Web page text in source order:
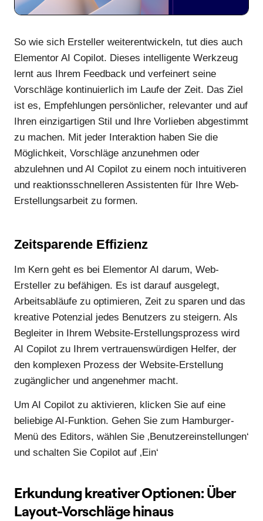
So wie sich Ersteller weiterentwickeln, tut dies auch
Elementor AI Copilot. Dieses intelligente Werkzeug
lernt aus Ihrem Feedback und verfeinert seine
Vorschläge kontinuierlich im Laufe der Zeit. Das Ziel
ist es, Empfehlungen persönlicher, relevanter und auf
Ihren einzigartigen Stil und Ihre Vorlieben abgestimmt
zu machen. Mit jeder Interaktion haben Sie die
Möglichkeit, Vorschläge anzunehmen oder
abzulehnen und AI Copilot zu einem noch intuitiveren
und reaktionsschnelleren Assistenten für Ihre Web-
Erstellungsarbeit zu formen.
Zeitsparende Effizienz
Im Kern geht es bei Elementor AI darum, Web-
Ersteller zu befähigen. Es ist darauf ausgelegt,
Arbeitsabläufe zu optimieren, Zeit zu sparen und das
kreative Potenzial jedes Benutzers zu steigern. Als
Begleiter in Ihrem Website-Erstellungsprozess wird
AI Copilot zu Ihrem vertrauenswürdigen Helfer, der
den komplexen Prozess der Website-Erstellung
zugänglicher und angenehmer macht.
Um AI Copilot zu aktivieren, klicken Sie auf eine
beliebige AI-Funktion. Gehen Sie zum Hamburger-
Menü des Editors, wählen Sie ‚Benutzereinstellungen‘
und schalten Sie Copilot auf ‚Ein‘
Erkundung kreativer Optionen: Über
Layout-Vorschläge hinaus